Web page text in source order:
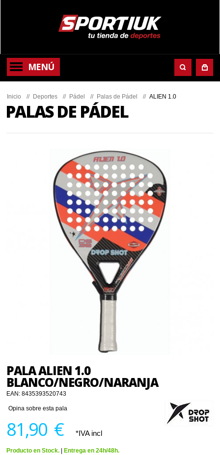
MENÚ
Inicio // Deportes // Pádel // Palas de Pádel // ALIEN 1.0
PALAS DE PÁDEL
PALA ALIEN 1.0
BLANCO/NEGRO/NARANJA
EAN:8435393520743
Opina sobre esta pala
81,90 € *IVA incl
Producto en Stock. Entrega en 24h/48h.